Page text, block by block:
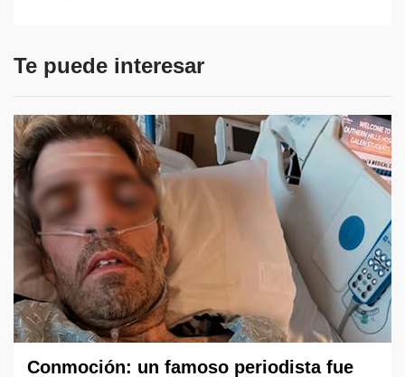
Te puede interesar
Conmoción: un famoso periodista fue